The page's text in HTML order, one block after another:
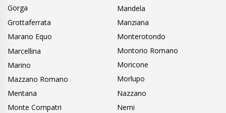
Gorga
Grottaferrata
Mandela
Manziana
Marano Equo
Marcellina
Marino
Mazzano Romano
Mentana
Monte Compatri
Monterotondo
Montorio Romano
Moricone
Morlupo
Nazzano
Nemi